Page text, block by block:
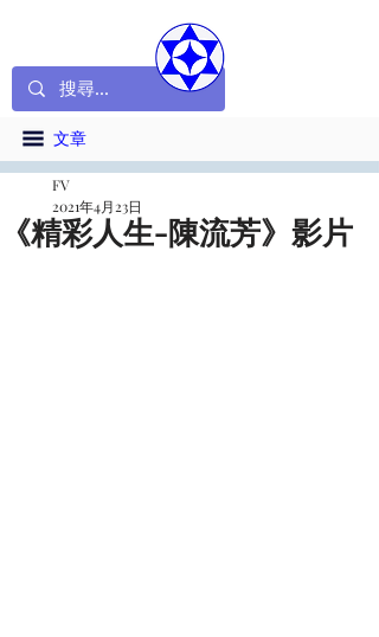
文章
​《精彩人生-陳流芳》影片
FV
2021年4月23日